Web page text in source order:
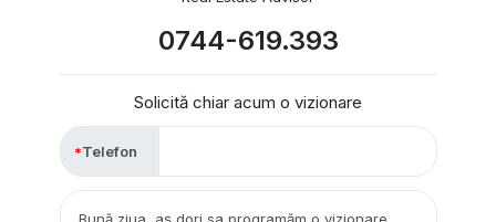
0744-619.393
Solicită chiar acum o vizionare
Telefon